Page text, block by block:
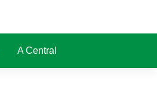
A Central